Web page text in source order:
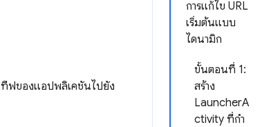
การแก้ไข URL
เริ่มต้นแบบ
ไดนามิก
ขั้นตอนที่ 1:
สร้าง
LauncherA
ctivity ที่กํา
ฟของแอปพลิเคชันไปยัง